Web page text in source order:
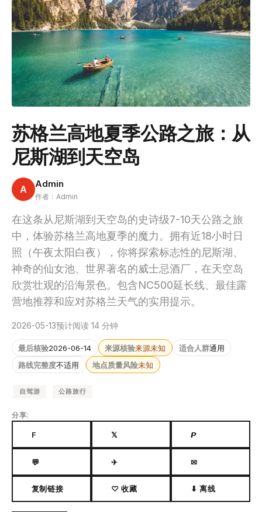
苏格兰高地夏季公路之旅：从
尼斯湖到天空岛
A Admin
作者：Admin
在这条从尼斯湖到天空岛的史诗级7-10天公路之旅
中，体验苏格兰高地夏季的魔力。拥有近18小时日
照（午夜太阳白夜），你将探索标志性的尼斯湖、
神奇的仙女池、世界著名的威士忌酒厂，在天空岛
欣赏壮观的沿海景色。包含NC500延长线、最佳露
营地推荐和应对苏格兰天气的实用提示。
2026-05-13预计阅读 14 分钟
最后核验2026-06-14 来源核验来源未知 适合人群通用
路线完整度不适用 地点质量风险未知
自驾游 公路旅行
分享:
F 𝕏 𝙋
💬 ✈ ✉
复制链接 ♡ 收藏 ⬇ 离线